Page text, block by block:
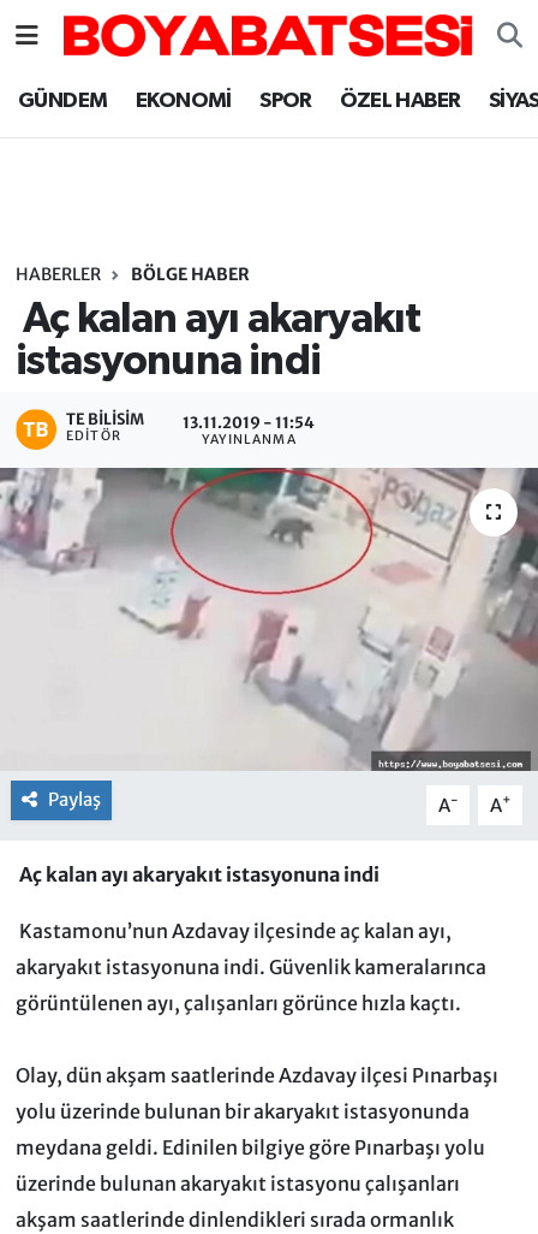
GÜNDEM EKONOMİ SPOR ÖZEL HABER
HABERLER BÖLGE HABER
Aç kalan ayı akaryakıt
istasyonuna indi
TE BILISIM
EDITÖR
13.11.2019 - 11:54
YAYINLANMA
Paylaş A- A+
Aç kalan ayı akaryakıt istasyonuna indi
Kastamonu’nun Azdavay ilçesinde aç kalan ayı,
akaryakıt istasyonuna indi. Güvenlik kameralarınca
görüntülenen ayı, çalışanları görünce hızla kaçtı.
Olay, dün akşam saatlerinde Azdavay ilçesi Pınarbaşı
yolu üzerinde bulunan bir akaryakıt istasyonunda
meydana geldi. Edinilen bilgiye göre Pınarbaşı yolu
üzerinde bulunan akaryakıt istasyonu çalışanları
akşam saatlerinde dinlendikleri sırada ormanlık
Sinop Nöbetçi Eczaneler
Sinop Trafik Yoğunluk Haritası
Süper Lig Puan Durumu ve Fikstür
Haber Arşivi